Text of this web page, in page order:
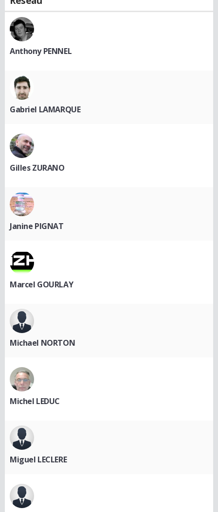
Anthony PENNEL
Gabriel LAMARQUE
Gilles ZURANO
Janine PIGNAT
Marcel GOURLAY
Michael NORTON
Michel LEDUC
Miguel LECLERE